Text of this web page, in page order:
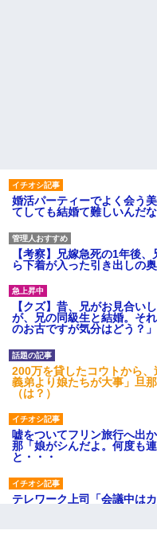
婚活パーティーでよく会う
てしても結婚て難しいんだ
【考察】兄嫁急死の1年後
ら下着が入った引き出しの
【クズ】昔、兄がお見合い
が、兄の同級生と結婚。そ
のお古ですが気分はどう？
200万を貸したコウトから、
義弟より娘たちが大事」旦
（は？）
嘘をついてフリン旅行へ出
那「娘がシんだよ。何度も
と・・・
テレワーク上司「会議中は